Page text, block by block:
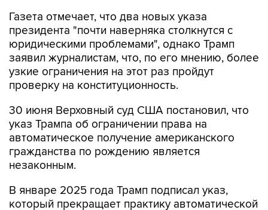
Газета отмечает, что два новых указа
президента "почти наверняка столкнутся с
юридическими проблемами", однако Трамп
заявил журналистам, что, по его мнению, более
узкие ограничения на этот раз пройдут
проверку на конституционность.
30 июня Верховный суд США постановил, что
указ Трампа об ограничении права на
автоматическое получение американского
гражданства по рождению является
незаконным.
В январе 2025 года Трамп подписал указ,
который прекращает практику автоматической